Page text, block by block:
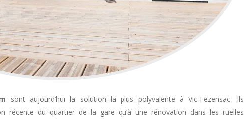
sont aujourd’hui la solution la plus polyvalente à Vic-Fezensac. Ils
récente du quartier de la gare qu’à une rénovation dans les ruelles